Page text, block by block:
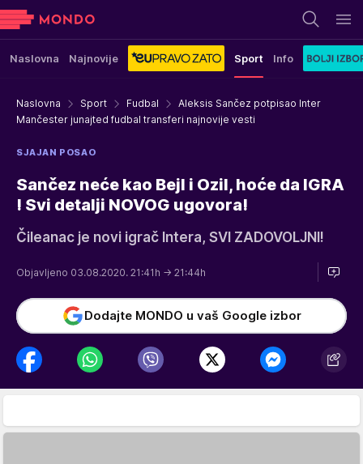
Naslovna Najnovije Sport Info
Naslovna Sport Fudbal
Aleksis Sančez potpisao Inter
Mančester junajted fudbal transferi najnovije vesti
SJAJAN POSAO
Sančez neće kao Bejl i Ozil, hoće da IGRA
! Svi detalji NOVOG ugovora!
Čileanac je novi igrač Intera, SVI ZADOVOLJNI!
Objavljeno 03.08.2020. 21:41h → 21:44h
Dodajte MONDO u vaš Google izbor